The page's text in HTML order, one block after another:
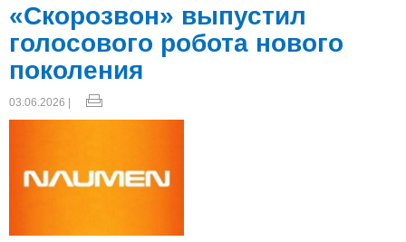
«Скорозвон» выпустил
голосового робота нового
поколения
03.06.2026 |